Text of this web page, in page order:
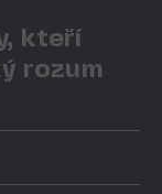
kteří
rozum